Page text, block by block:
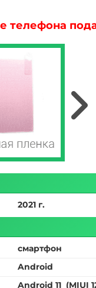
телефона
2021 г.
смартфон
Android
Android 11 (MIUI